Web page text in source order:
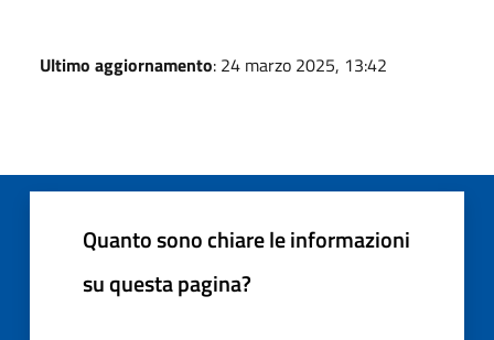
Ultimo aggiornamento: 24 marzo 2025, 13:42
Quanto sono chiare le informazioni
su questa pagina?